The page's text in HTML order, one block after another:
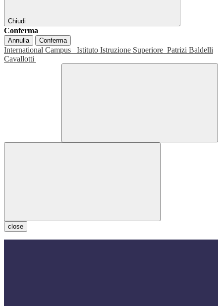
Chiudi
Conferma
Annulla Conferma
International Campus Istituto Istruzione Superiore Patrizi Baldelli
Cavallotti
close